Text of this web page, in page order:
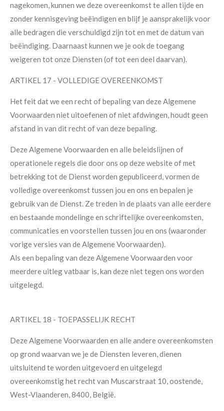
nagekomen, kunnen we deze overeenkomst te allen tijde en
zonder kennisgeving beëindigen en blijf je aansprakelijk voor
alle bedragen die verschuldigd zijn tot en met de datum van
beëindiging. Daarnaast kunnen we je ook de toegang
weigeren tot onze Diensten (of tot een deel daarvan).
ARTIKEL 17 - VOLLEDIGE OVEREENKOMST
Het feit dat we een recht of bepaling van deze Algemene
Voorwaarden niet uitoefenen of niet afdwingen, houdt geen
afstand in van dit recht of van deze bepaling.
Deze Algemene Voorwaarden en alle beleidslijnen of
operationele regels die door ons op deze website of met
betrekking tot de Dienst worden gepubliceerd, vormen de
volledige overeenkomst tussen jou en ons en bepalen je
gebruik van de Dienst. Ze treden in de plaats van alle eerdere
en bestaande mondelinge en schriftelijke overeenkomsten,
communicaties en voorstellen tussen jou en ons (waaronder
vorige versies van de Algemene Voorwaarden).
Als een bepaling van deze Algemene Voorwaarden voor
meerdere uitleg vatbaar is, kan deze niet tegen ons worden
uitgelegd.
ARTIKEL 18 - TOEPASSELIJK RECHT
Deze Algemene Voorwaarden en alle andere overeenkomsten
op grond waarvan we je de Diensten leveren, dienen
uitsluitend te worden uitgevoerd en uitgelegd
overeenkomstig het recht van Muscarstraat 10, oostende,
West-Vlaanderen, 8400, België.